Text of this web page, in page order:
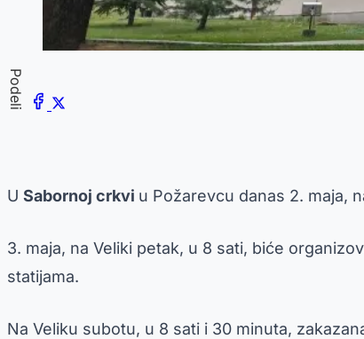
Podeli
U Sabornoj crkvi u Požarevcu danas 2. maja,
3. maja, na Veliki petak, u 8 sati, biće
statijama.
Na Veliku subotu, u 8 sati i 30 minuta,